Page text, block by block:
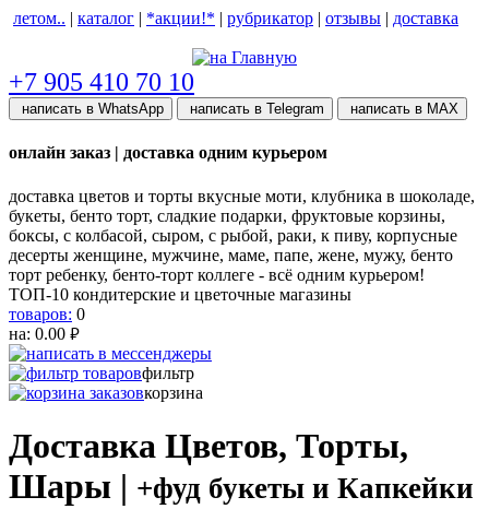
летом.. | каталог | *акции!* | рубрикатор | отзывы | доставка
+7 905 410 70 10
написать в WhatsApp написать в Telegram написать в МАХ
онлайн заказ | доставка одним курьером
доставка цветов и торты вкусные моти, клубника в шоколаде,
букеты, бенто торт, сладкие подарки, фруктовые корзины,
боксы, с колбасой, сыром, с рыбой, раки, к пиву, корпусные
десерты женщине, мужчине, маме, папе, жене, мужу, бенто
торт ребенку, бенто-торт коллеге - всё одним курьером!
ТОП-10 кондитерские и цветочные магазины
товаров: 0
на: 0.00 руб.
фильтр
корзина
Доставка Цветов, Торты,
Шары | +фуд букеты и Капкейки